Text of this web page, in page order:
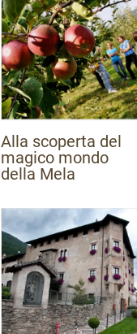
Alla scoperta del
magico mondo
della Mela